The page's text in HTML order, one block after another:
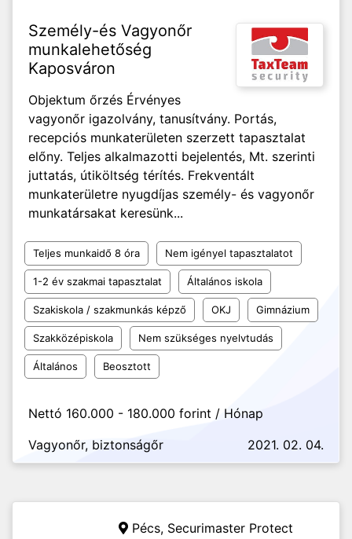
Személy-és Vagyonőr
munkalehetőség
Kaposváron
Objektum őrzés Érvényes
vagyonőr igazolvány, tanusítvány. Portás,
recepciós munkaterületen szerzett tapasztalat
előny. Teljes alkalmazotti bejelentés, Mt. szerinti
juttatás, útiköltség térítés. Frekventált
munkaterületre nyugdíjas személy- és vagyonőr
munkatársakat keresünk...
Teljes munkaidő 8 óra Nem igényel tapasztalatot
1-2 év szakmai tapasztalat Általános iskola
Szakiskola / szakmunkás képző OKJ Gimnázium
Szakközépiskola Nem szükséges nyelvtudás
Általános Beosztott
Nettó 160.000 - 180.000 forint / Hónap
Vagyonőr, biztonságőr
2021. 02. 04.
Pécs, Securimaster Protect